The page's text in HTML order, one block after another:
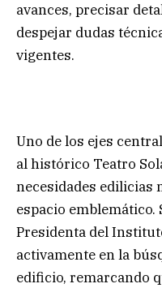
avances, precisar
despejar dudas
vigentes.
Uno de los ejes
al histórico Teatro
necesidades edilicias
espacio emblemático.
Presidenta del
activamente en la
edificio, remarcando